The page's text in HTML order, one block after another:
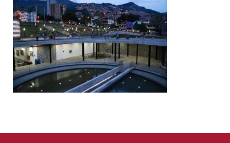
ALUMNI
PLATAFORMA VUT